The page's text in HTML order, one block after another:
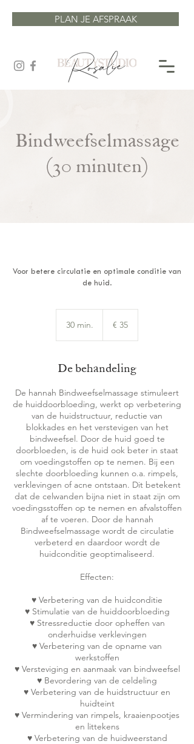
PLAN JE AFSPRAAK
Bindweefselmassage
(30 minuten)
Voor betere circulatie en optimale conditie van
de huid.
30 min.
n
€ 35
De behandeling
De hannah Bindweefselmassage stimuleert
de huiddoorbloeding, werkt op verbetering
van de huidstructuur, reductie van
blokkades en het verstevigen van het
bindweefsel. Door de huid goed te
doorbloeden, is de huid ook beter in staat
om voedingstoffen op te nemen. Bij een
slechte doorbloeding kunnen o.a. rimpels,
verklevingen of acne ontstaan. Dit betekent
dat de celwanden bijna niet in staat zijn om
voedingsstoffen op te nemen en afvalstoffen
af te voeren. Door de hannah
Bindweefselmassage wordt de circulatie
verbeterd en daardoor wordt de
huidconditie geoptimaliseerd.
Effecten:
♥ Verbetering van de huidconditie
♥ Stimulatie van de huiddoorbloeding
♥ Stressreductie door opheffen van
onderhuidse verklevingen
♥ Verbetering van de opname van
werkstoffen
♥ Versteviging en aanmaak van bindweefsel
♥ Bevordering van de celdeling
♥ Verbetering van de huidstructuur en
huidteint
♥ Vermindering van rimpels, kraaienpootjes
en littekens
♥ Verbetering van de huidweerstand